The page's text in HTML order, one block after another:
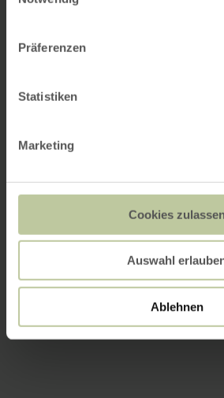
Präferenzen
Statistiken
Marketing
Cookies
Auswahl
Ablehnen